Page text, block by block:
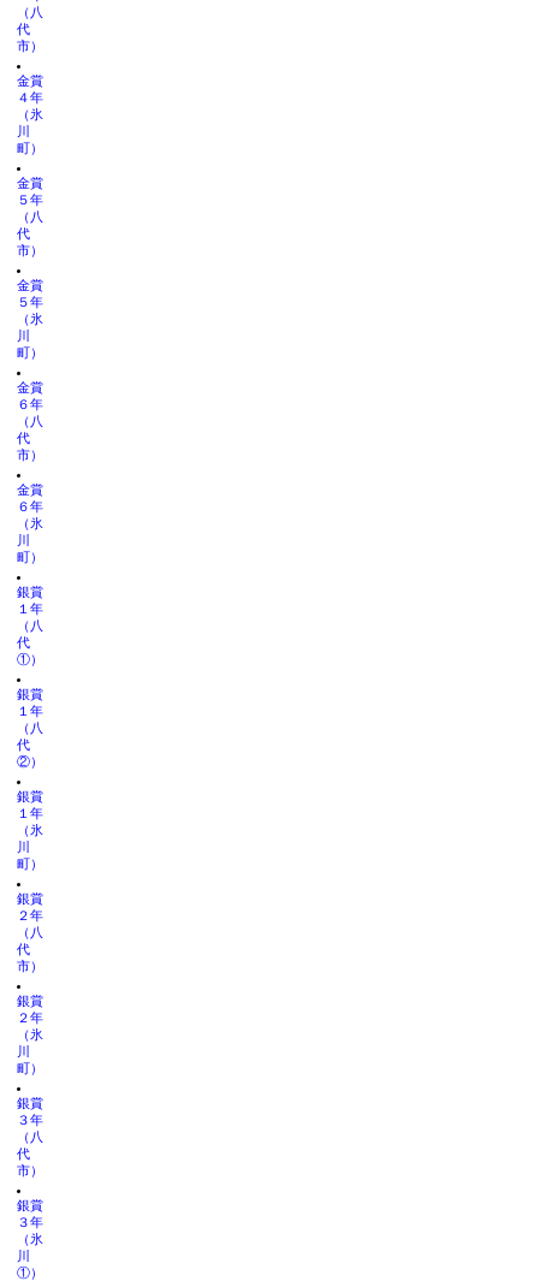
（八
代
市）
金賞
４年
（氷
川
町）
金賞
５年
（八
代
市）
金賞
５年
（氷
川
町）
金賞
６年
（八
代
市）
金賞
６年
（氷
川
町）
銀賞
１年
（八
代
①）
銀賞
１年
（八
代
②）
銀賞
１年
（氷
川
町）
銀賞
２年
（八
代
市）
銀賞
２年
（氷
川
町）
銀賞
３年
（八
代
市）
銀賞
３年
（氷
川
①）